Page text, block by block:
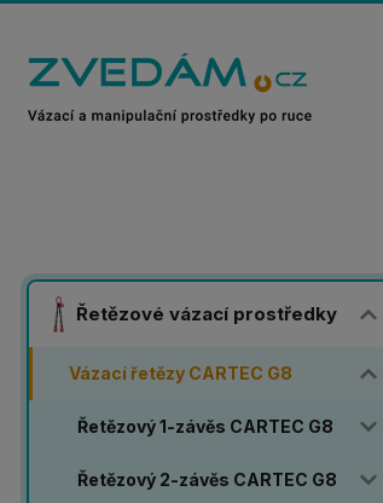
Řetězové vázací prostředky
Vázací řetězy CARTEC G8
Řetězový 1-závěs CARTEC G8
Řetězový 2-závěs CARTEC G8